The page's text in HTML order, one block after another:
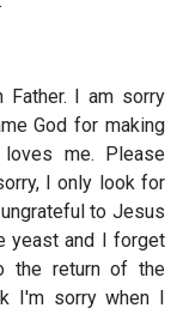
I am sorry
God for making
me. Please
I only look for
to Jesus
yeast and I forget
the return of the
I'm sorry when I